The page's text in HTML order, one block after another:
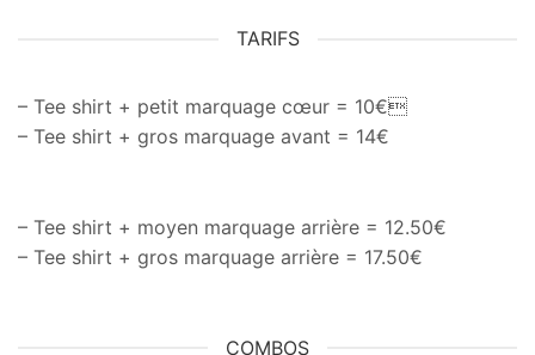
TARIFS
– Tee shirt + petit marquage cœur = 10€
– Tee shirt + gros marquage avant = 14€
– Tee shirt + moyen marquage arrière = 12.50€
– Tee shirt + gros marquage arrière = 17.50€
COMBOS